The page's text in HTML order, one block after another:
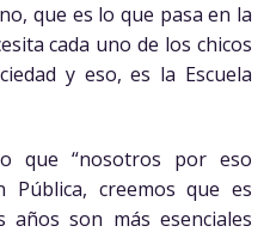
que es lo que pasa en la
cada uno de los chicos
y eso, es la Escuela
que “nosotros por eso
Pública, creemos que es
son más esenciales